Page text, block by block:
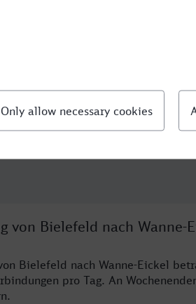
von Bielefeld nach Wanne-
Bielefeld nach Wanne-Eickel
pro Tag. An